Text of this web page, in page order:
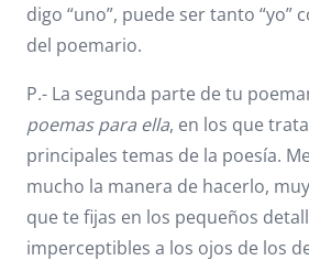
digo “uno”, puede ser tanto “yo”
del poemario.
P.- La segunda parte de tu
poemas para ella, en los que
principales temas de la poesía.
mucho la manera de hacerlo,
que te fijas en los pequeños
imperceptibles a los ojos de los